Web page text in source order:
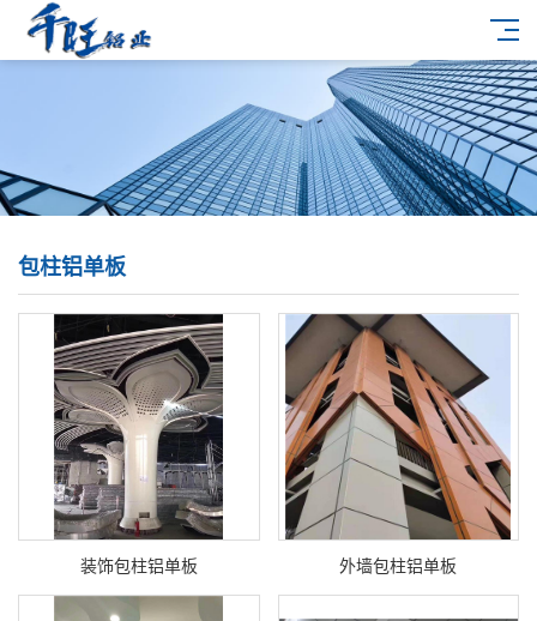
包柱铝单板
装饰包柱铝单板 外墙包柱铝单板